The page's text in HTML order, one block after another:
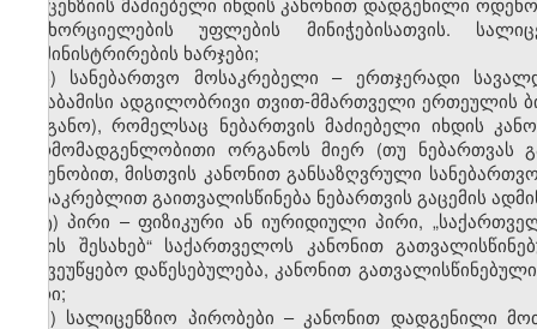
განხორციელების უფლების მინიჭებისათვის.
ადმინისტრირების ხარჯები;
ს) სანებართვო მოსაკრებელი – ერთჯერადი
შესაბამისი ადგილობრივი თვით-მმართველი ერთეულის
ორგანო), რომელსაც ნებართვის მაძიებელი იხდის
წარმომადგენლობითი ორგანოს მიერ (თუ
ოდენობით, მისთვის კანონით განსაზღვრული
მოსაკრებლით გაითვალისწინება ნებართვის გაცემის
ტ)პირი – ფიზიკური ან იურიდიული პირი,
წესის შესახებ“ საქართველოს კანონით
საქვეუწყებო დაწესებულება, კანონით
პირი;
უ) სალიცენზიო პირობები – კანონით დადგენილი